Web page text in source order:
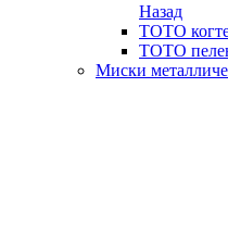
Назад
ТОТО
ТОТО
Миски